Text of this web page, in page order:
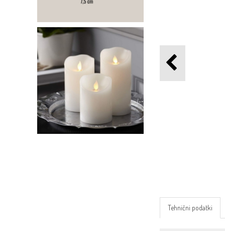
Tehnični podatki